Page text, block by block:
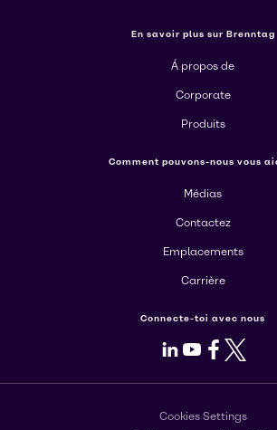
En savoir plus sur Brenntag
Á propos de
Corporate
Produits
Comment pouvons-nous vous
Médias
Contactez
Emplacements
Carrière
Connecte-toi avec nous
LinkedIn
Youtube
Facebook
X
Cookies Settings